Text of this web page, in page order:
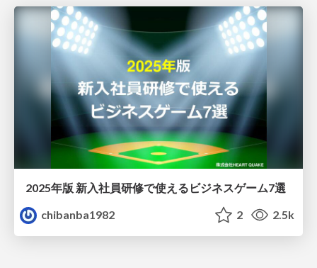
2025年版 新入社員研修で使えるビジネスゲーム7選
chibanba1982
2 2.5k